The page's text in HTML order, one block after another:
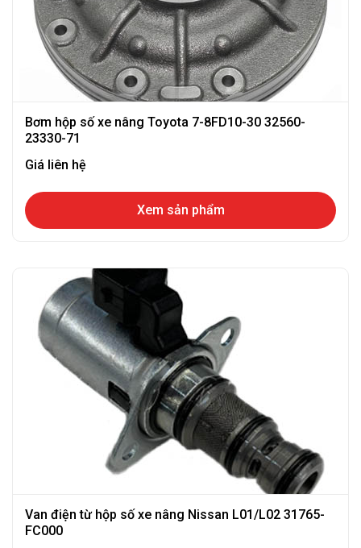
Bơm hộp số xe nâng Toyota 7-8FD10-30 32560-
23330-71
Giá liên hệ
Xem sản phẩm
Van điện từ hộp số xe nâng Nissan L01/L02 31765-
FC000